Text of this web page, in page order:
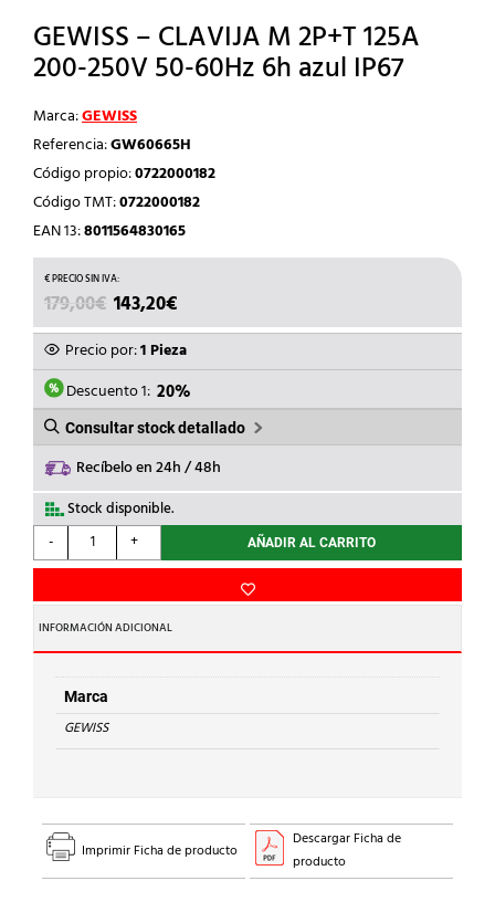
GEWISS – CLAVIJA M 2P+T 125A
200-250V 50-60Hz 6h azul IP67
Marca:GEWISS
Referencia:GW60665H
Código propio:0722000182
Código TMT:0722000182
EAN 13:8011564830165
179,00€ EL
PRECIO
ORIGINAL
ERA:
179,00€.
143,20€
PRECIO
ACTUAL
ES:
143,20€.
Precio por:1 Pieza
Descuento 1: 20%
Consultar stock detallado
Recíbelo en 24h / 48h
Stock disponible.
-
GEWISS
-
M
2P+T
125A
200-
250V
50-
60Hz
cantidad
+ AÑADIR AL CARRITO
INFORMACIÓN ADICIONAL
Marca
GEWISS
Imprimir Ficha de producto
Descargar Ficha de
producto